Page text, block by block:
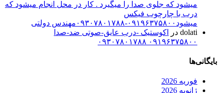
میشود که جلوی صدا را میگیرد . کار در محل انجام میشود که
درب با چارچوب فیکس
میشود۰۹۱۹۶۳۷۵۸۰۰-۰۹۳۰۷۸۰۱۷۸۸مهندس دولتی
dolati در
اکوستیک -درب عایق-صوتی ضد-صدا
۰۹۱۹۶۳۷۵۸۰۰ ۰۹۳۰۷۸۰۱۷۸۸
بایگانی‌ها
فوریه 2026
ژانویه 2026